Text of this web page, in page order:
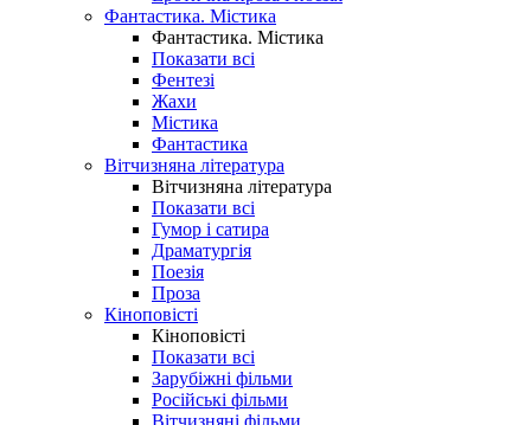
Фантастика. Містика
Фантастика. Містика
Показати всі
Фентезі
Жахи
Містика
Фантастика
Вітчизняна література
Вітчизняна література
Показати всі
Гумор і сатира
Драматургія
Поезія
Проза
Кіноповісті
Кіноповісті
Показати всі
Зарубіжні фільми
Російські фільми
Вітчизняні фільми